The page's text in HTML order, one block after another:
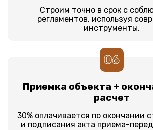
Строим точно в срок с
регламентов, используя
инструменты.
06
Приемка объекта +
расчет
30% оплачивается по окончании
и подписания акта приема-